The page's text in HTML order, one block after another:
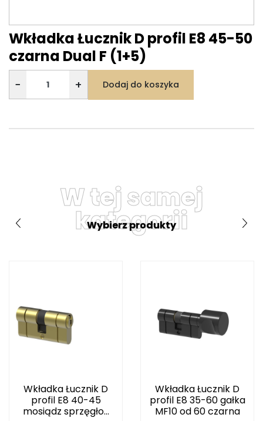
Wkładka Łucznik D profil E8 45-50
czarna Dual F (1+5)
− + Dodaj do koszyka
W tej samej
kategorii
Wybierz produkty
Wkładka Łucznik D
profil E8 40-45
mosiądz sprzęgło...
Wkładka Łucznik D
profil E8 35-60 gałka
MF10 od 60 czarna